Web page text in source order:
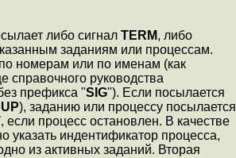
либо сигнал TERM, либо
заданиям или процессам.
номерам или по именам (как
справочного руководства
префикса "SIG"). Если посылается
), заданию или процессу посылается
, если процесс остановлен. В качестве
указать индентификатор процесса,
из активных заданий. Вторая